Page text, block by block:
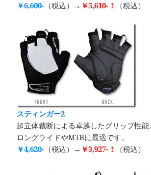
￥6,600- （税込）→ ￥5,610-！ （税込）
スティンガー2
超立体裁断による卓越したグリップ性能
ロングライドやMTBに最適です。
￥4,620- （税込）→ ￥3,927-！ （税込）